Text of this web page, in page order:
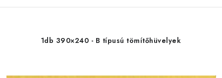
1db 390×240 - B típusú tömítőhüvelyek